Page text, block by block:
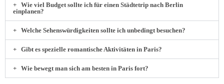
Wie viel Budget sollte ich für einen Städtetrip nach Berlin
einplanen?
Welche Sehenswürdigkeiten sollte ich unbedingt besuchen?
Gibt es spezielle romantische Aktivitäten in Paris?
Wie bewegt man sich am besten in Paris fort?